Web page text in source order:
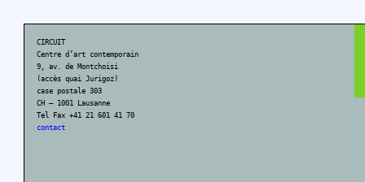
CIRCUIT
Centre d’art contemporain
9, av. de Montchoisi
(accès quai Jurigoz)
case postale 303
CH – 1001 Lausanne
Tel Fax +41 21 601 41 70
contact